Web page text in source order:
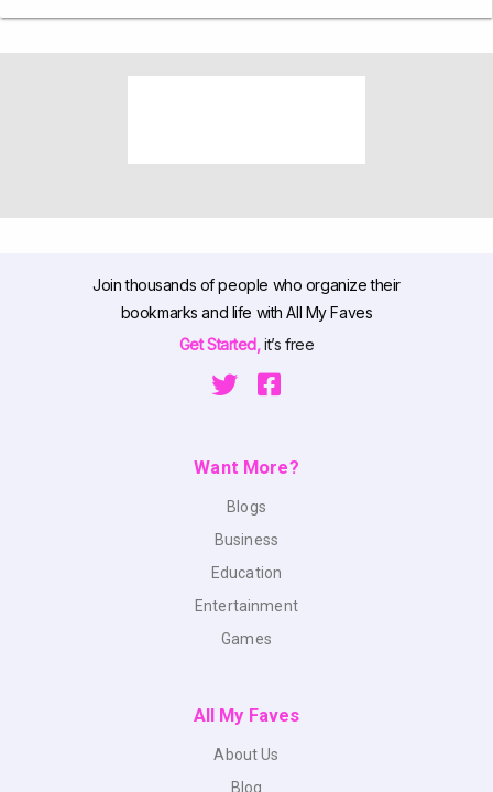
Join thousands of people who organize their
bookmarks and life with All My Faves
Get Started,it’s free
Want More?
Blogs
Business
Education
Entertainment
Games
All My Faves
About Us
Blog